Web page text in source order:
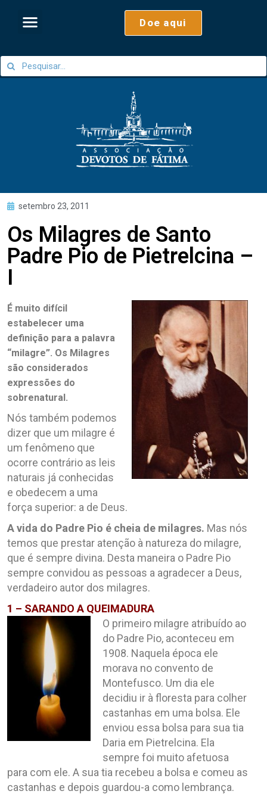
Doe aqui
setembro 23, 2011
Os Milagres de Santo
Padre Pio de Pietrelcina –
I
É muito difícil
estabelecer uma
definição para a palavra
“milagre”. Os Milagres
são considerados
expressões do
sobrenatural.
Nós também podemos
dizer que um milagre é
um fenômeno que
ocorre contrário as leis
naturais já conhecidas
e obedecem a uma
força superior: a de Deus.
A vida do Padre Pio é cheia de milagres. Mas nós
temos que prestar atenção à natureza do milagre,
que é sempre divina. Desta maneira o Padre Pio
sempre convidou as pessoas a agradecer a Deus,
verdadeiro autor dos milagres.
1 – SARANDO A QUEIMADURA
O primeiro milagre atribuído ao
do Padre Pio, aconteceu em
1908. Naquela época ele
morava no convento de
Montefusco. Um dia ele
decidiu ir à floresta para colher
castanhas em uma bolsa. Ele
enviou essa bolsa para sua tia
Daria em Pietrelcina. Ela
sempre foi muito afetuosa
para com ele. A sua tia recebeu a bolsa e comeu as
castanhas e depois guardou-a como lembrança.